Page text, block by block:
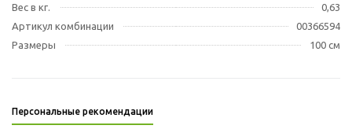
Вес в кг.
0,63
Артикул комбинации
00366594
Размеры
100 см
Персональные рекомендации